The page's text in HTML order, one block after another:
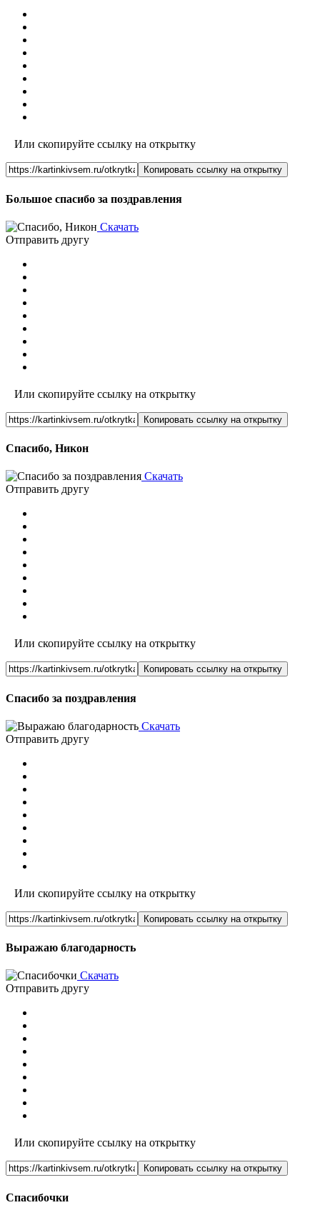
Или скопируйте ссылку на открытку
Копировать ссылку на открытку
Большое спасибо за поздравления
Скачать
Отправить другу
Или скопируйте ссылку на открытку
Копировать ссылку на открытку
Спасибо, Никон
Скачать
Отправить другу
Или скопируйте ссылку на открытку
Копировать ссылку на открытку
Спасибо за поздравления
Скачать
Отправить другу
Или скопируйте ссылку на открытку
Копировать ссылку на открытку
Выражаю благодарность
Скачать
Отправить другу
Или скопируйте ссылку на открытку
Копировать ссылку на открытку
Спасибочки